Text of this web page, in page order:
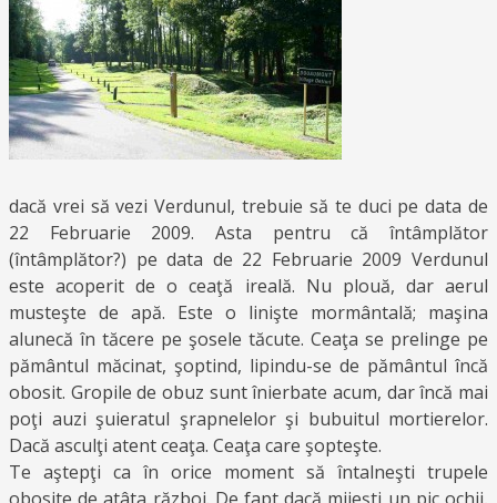
dacă vrei să vezi Verdunul, trebuie să te duci pe data de
22 Februarie 2009. Asta pentru că întâmplător
(întâmplător?) pe data de 22 Februarie 2009 Verdunul
este acoperit de o ceaţă ireală. Nu plouă, dar aerul
musteşte de apă. Este o linişte mormântală; maşina
alunecă în tăcere pe şosele tăcute. Ceaţa se prelinge pe
pământul măcinat, şoptind, lipindu-se de pământul încă
obosit. Gropile de obuz sunt înierbate acum, dar încă mai
poţi auzi şuieratul şrapnelelor şi bubuitul mortierelor.
Dacă asculţi atent ceaţa. Ceaţa care şopteşte.
Te aştepţi ca în orice moment să întalneşti trupele